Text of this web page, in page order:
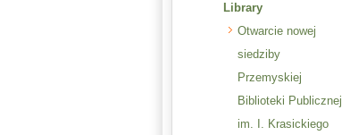
Library
Otwarcie nowej
siedziby
Przemyskiej
Biblioteki Publicznej
im. I. Krasickiego